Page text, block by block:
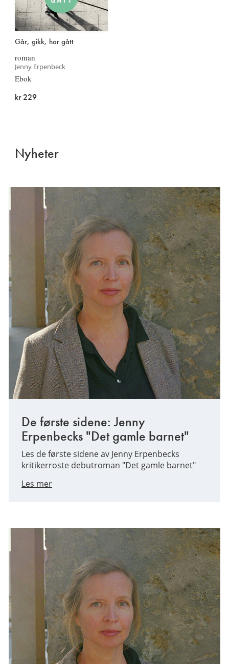
Går, gikk, har gått
roman
Jenny Erpenbeck
Ebok
kr 229
Nyheter
De første sidene: Jenny
Erpenbecks "Det gamle barnet"
Les de første sidene av Jenny Erpenbecks
kritikerroste debutroman "Det gamle barnet"
Les mer